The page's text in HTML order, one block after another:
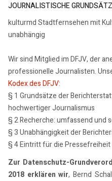
JOURNALISTISCHE
kulturmd Stadtfernsehen mit
unabhängig
Wir sind Mitglied im DFJV, der
professionelle Journalisten.
Kodex des DFJV:
§ 1 Grundsätze der
hochwertiger Journalismus
§ 2 Recherche: umfassend und
§ 3 Unabhängigkeit der
§ 4 Eintritt für die Pressefreiheit
Zur Datenschutz-
2018 erklären wir, Bernd